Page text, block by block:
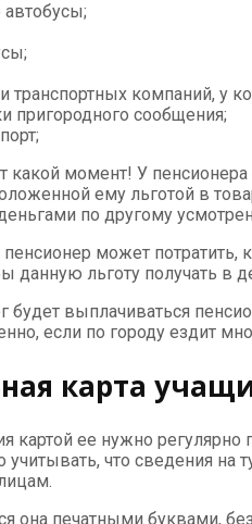
автобусы;
транспортных компаний, у
пригородного сообщения;
какой момент! У
ему льготой в
по другому
может потратить,
данную льготу получать в
будет выплачиваться
если по городу ездит
карта
картой ее нужно
учитывать, что сведения
она печатными буквами,